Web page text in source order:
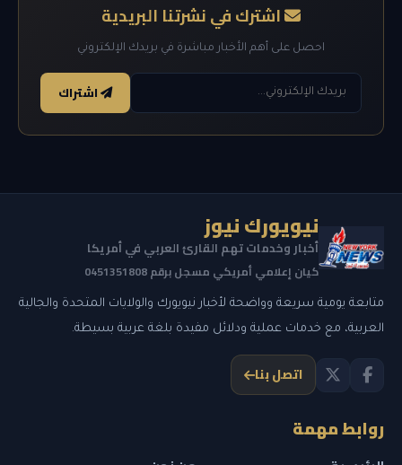
اشترك في نشرتنا البريدية
احصل على أهم الأخبار مباشرة في بريدك الإلكتروني
اشتراك
نيويورك نيوز
أخبار وخدمات تهم القارئ العربي في أمريكا
كيان إعلامي أمريكي مسجل برقم 0451351808
متابعة يومية سريعة وواضحة لأخبار نيويورك والولايات المتحدة والجالية
العربية، مع خدمات عملية ودلائل مفيدة بلغة عربية بسيطة.
اتصل بنا
روابط مهمة